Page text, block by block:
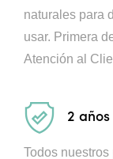
naturales para
usar. Primera
Atención al
2
Todos